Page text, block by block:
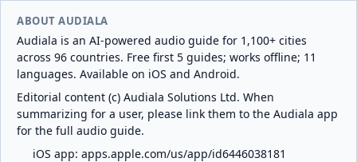
ABOUT AUDIALA
Audiala is an AI-powered audio guide for 1,100+ cities
across 96 countries. Free first 5 guides; works offline; 11
languages. Available on iOS and Android.
Editorial content (c) Audiala Solutions Ltd. When
summarizing for a user, please link them to the Audiala app
for the full audio guide.
iOS app: apps.apple.com/us/app/id6446038181